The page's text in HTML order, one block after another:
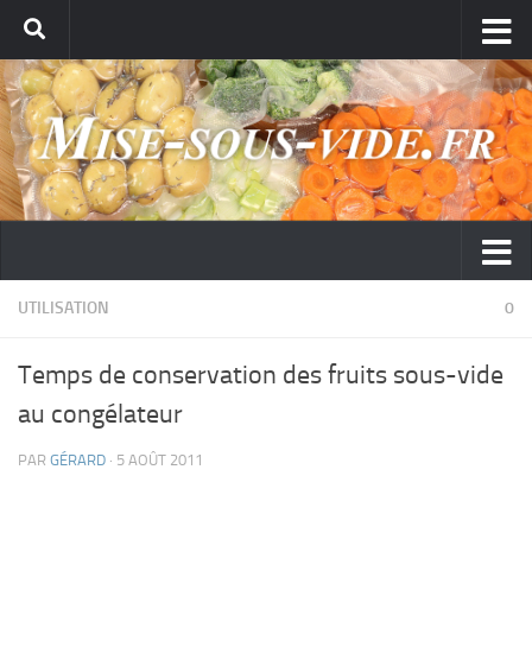
UTILISATION 0
Temps de conservation des fruits sous-vide
au congélateur
PAR GÉRARD · 5 AOÛT 2011